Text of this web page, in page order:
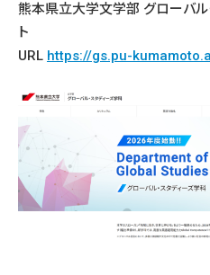
熊本県立大学文学部 グローバ
ト
URL https://gs.pu-